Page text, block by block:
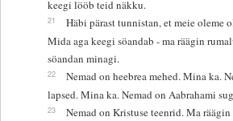
keegi lööb teid näkku.
21
Häbi pärast tunnistan, et meie oleme
Mida aga keegi söandab - ma räägin
söandan minagi.
22
Nemad on heebrea mehed. Mina ka.
lapsed. Mina ka. Nemad on Aabrahami
23
Nemad on Kristuse teenrid. Ma